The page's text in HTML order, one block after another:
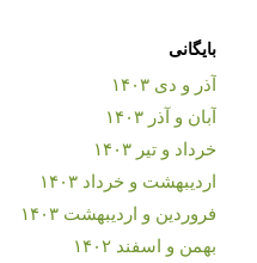
بایگانی
آذر و دی ۱۴۰۳
آبان و آذر ۱۴۰۳
خرداد و تیر ۱۴۰۳
اردیبهشت و خرداد ۱۴۰۳
فروردین و اردیبهشت ۱۴۰۳
بهمن و اسفند ۱۴۰۲